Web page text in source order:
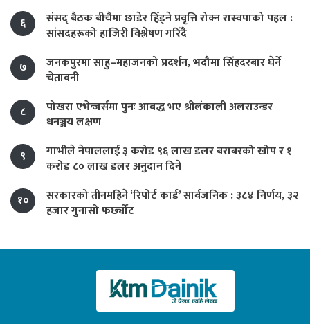
६
संसद् बैठक बीचैमा छाडेर हिँड्ने प्रवृत्ति रोक्न रास्वपाको पहल :
सांसदहरूको हाजिरी विश्लेषण गरिँदै
७
जनकपुरमा साहु–महाजनको प्रदर्शन, भदौमा सिंहदरबार घेर्ने
चेतावनी
८
पोखरा एभेन्जर्समा पुनः आबद्ध भए श्रीलंकाली अलराउन्डर
धनञ्जय लक्षण
९
गाभीले नेपाललाई ३ करोड ९६ लाख डलर बराबरको खोप र १
करोड ८० लाख डलर अनुदान दिने
१०
सरकारको तीनमहिने ‘रिपोर्ट कार्ड’ सार्वजनिक : ३८४ निर्णय, ३२
हजार गुनासो फर्छ्योट